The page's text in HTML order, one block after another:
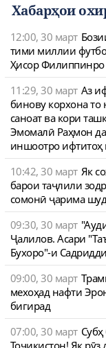
Хабарҳои
12:00, 30 март
тими миллии
Ҳисор
11:29, 30 март Аз
бинову корхона
саноат ва кори
Эмомалӣ Раҳмон
иншоотро ифтитоҳ
10:42, 30 март Як
барои таҷлили
сомонӣ ҷарима
09:30, 30 март
Ҷалилов. Асари
Бухоро"-и
09:00, 30 март
мехоҳад нафти
бигирад
07:00, 30 март
Тоҷикистон! Як рӯз